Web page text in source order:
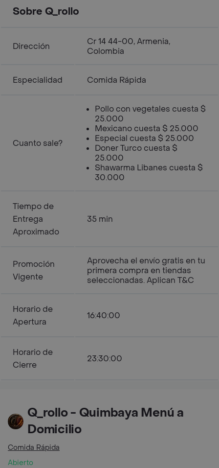
Sobre Q_rollo
Dirección
Cr 14 44-00, Armenia,
Colombia
Especialidad Comida Rápida
Cuanto sale?
Pollo con vegetales cuesta $
25.000
Mexicano cuesta $ 25.000
Especial cuesta $ 25.000
Doner Turco cuesta $
25.000
Shawarma Libanes cuesta $
30.000
Tiempo de
Entrega
Aproximado
35 min
Promoción
Vigente
Aprovecha el envío gratis en tu
primera compra en tiendas
seleccionadas. Aplican T&C
Horario de
Apertura
16:40:00
Horario de
Cierre
23:30:00
Q_rollo - Quimbaya Menú a
Domicilio
Comida Rápida
Abierto